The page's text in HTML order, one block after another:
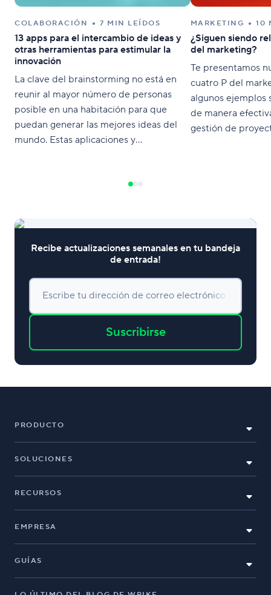
COLABORACIÓN 7 MIN LEÍDOS
13 apps para el intercambio de ideas y
otras herramientas para estimular la
innovación
La clave del brainstorming no está en
reunir al mayor número de personas
posible en una habitación para que
puedan generar las mejores ideas del
mundo. Estas aplicaciones y
MARKETING 10
¿Siguen siendo
del marketing?
Te presentamos
cuatro P del
algunos ejemplos
de manera
gestión de
Recibe actualizaciones semanales en tu bandeja
de entrada!
Escribe tu dirección de correo electrónico
Suscribirse
PRODUCTO
SOLUCIONES
RECURSOS
EMPRESA
GUÍAS